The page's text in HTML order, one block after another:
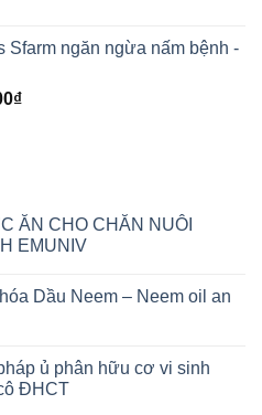
Sfarm ngăn ngừa nấm bệnh -
₫
ĂN CHO CHĂN NUÔI
EMUNIV
Dầu Neem – Neem oil an
ủ phân hữu cơ vi sinh
ĐHCT